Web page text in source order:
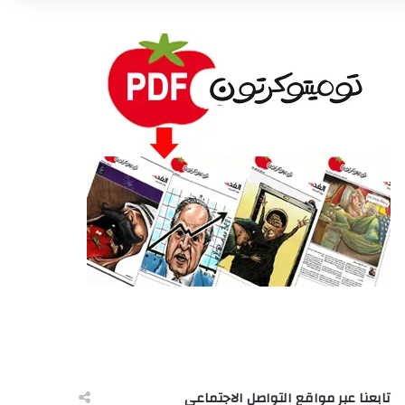
تابعنا عبر مواقع التواصل الاجتماعى